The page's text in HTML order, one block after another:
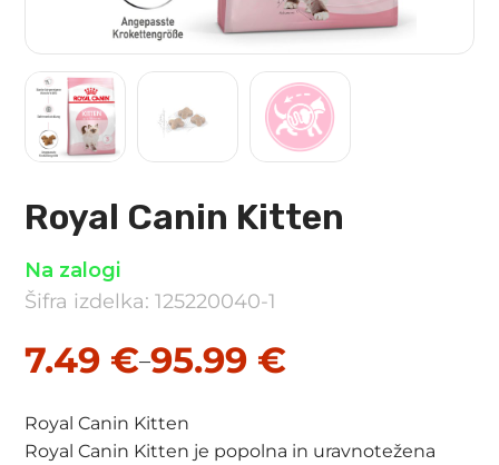
Royal Canin Kitten
Na zalogi
Šifra izdelka: 125220040-1
7.49 €–95.99 €
Cenovni
razpon:
od
Royal Canin Kitten
Royal Canin Kitten je popolna in uravnotežena